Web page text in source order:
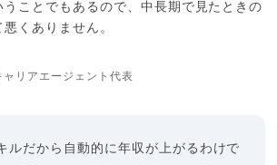
ことでもあるので、中長期で見たときの
くありません。
ャリアエージェント代表
ルだから自動的に年収が上がるわけで